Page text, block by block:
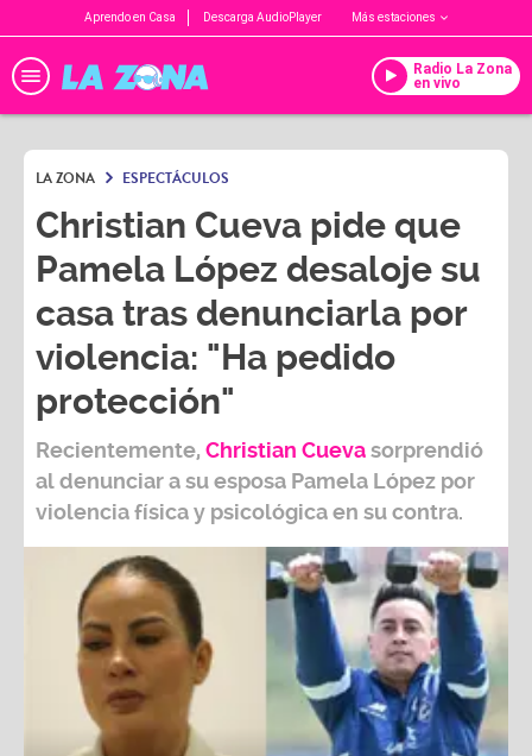
Aprendo en Casa Descarga AudioPlayer Más estaciones
Radio La Zona
en vivo
LA ZONA ESPECTÁCULOS
Christian Cueva pide que
Pamela López desaloje su
casa tras denunciarla por
violencia: "Ha pedido
protección"
Recientemente, Christian Cuevasorprendió
al denunciar a su esposa Pamela López por
violencia física y psicológica en su contra.